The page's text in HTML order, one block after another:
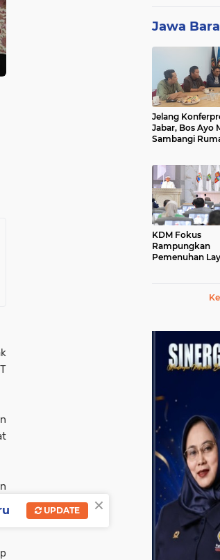
Jawa
Jelang
Jabar, Bos Ayo
Sambangi
KDM Fokus
Rampungkan
Pemenuhan
×
UPDATE